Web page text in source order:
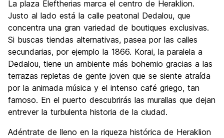
La plaza Eleftherias marca el centro de Heraklion.
Justo al lado está la calle peatonal Dedalou, que
concentra una gran variedad de boutiques exclusivas.
Si buscas tiendas alternativas, pasea por las calles
secundarias, por ejemplo la 1866. Korai, la paralela a
Dedalou, tiene un ambiente más bohemio gracias a las
terrazas repletas de gente joven que se siente atraída
por la animada música y el intenso café griego, tan
famoso. En el puerto descubrirás las murallas que dejan
entrever la turbulenta historia de la ciudad.
Adéntrate de lleno en la riqueza histórica de Heraklion